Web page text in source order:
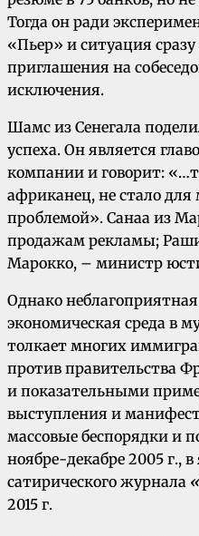
Тогда он ради
«Пьер» и ситуация
приглашения на
исключения.
Шамс из Сенегала
успеха. Он является
компании и говорит:
африканец, не стало
проблемой». Санаа из
продажам рекламы;
Марокко, – министр
Однако
экономическая среда в
толкает многих
против правительства
и показательными
выступления и
массовые беспорядки и
ноябре-декабре 2005 г.,
сатирического журнала
2015 г.